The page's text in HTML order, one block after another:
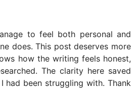
to feel both personal and
does. This post deserves more
how the writing feels honest,
The clarity here saved
had been struggling with. Thank